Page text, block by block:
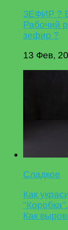
ЗЕФИР ?
Рабочий
зефир ?
13 Фев,
Сладкое
Как
Как